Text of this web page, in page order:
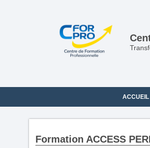
ACCUEIL
Formation ACCESS